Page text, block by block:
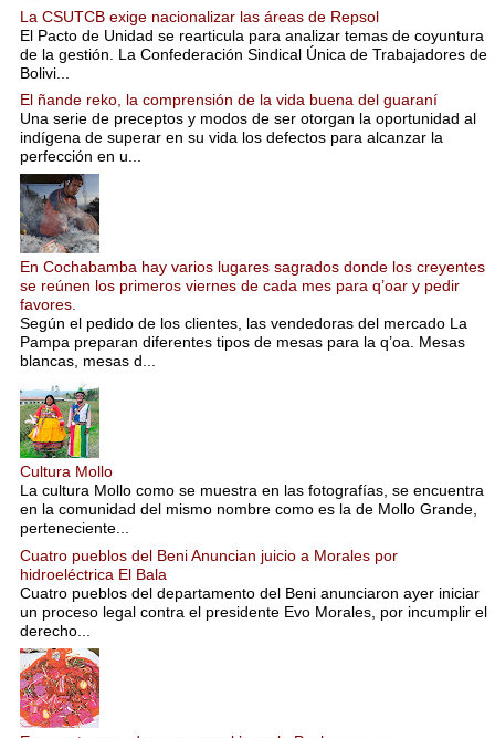
La CSUTCB exige nacionalizar las áreas de Repsol
El Pacto de Unidad se rearticula para analizar temas de coyuntura
de la gestión. La Confederación Sindical Única de Trabajadores de
Bolivi...
El ñande reko, la comprensión de la vida buena del guaraní
Una serie de preceptos y modos de ser otorgan la oportunidad al
indígena de superar en su vida los defectos para alcanzar la
perfección en u...
En Cochabamba hay varios lugares sagrados donde los creyentes
se reúnen los primeros viernes de cada mes para q’oar y pedir
favores.
Según el pedido de los clientes, las vendedoras del mercado La
Pampa preparan diferentes tipos de mesas para la q’oa. Mesas
blancas, mesas d...
Cultura Mollo
La cultura Mollo como se muestra en las fotografías, se encuentra
en la comunidad del mismo nombre como es la de Mollo Grande,
perteneciente...
Cuatro pueblos del Beni Anuncian juicio a Morales por
hidroeléctrica El Bala
Cuatro pueblos del departamento del Beni anunciaron ayer iniciar
un proceso legal contra el presidente Evo Morales, por incumplir el
derecho...